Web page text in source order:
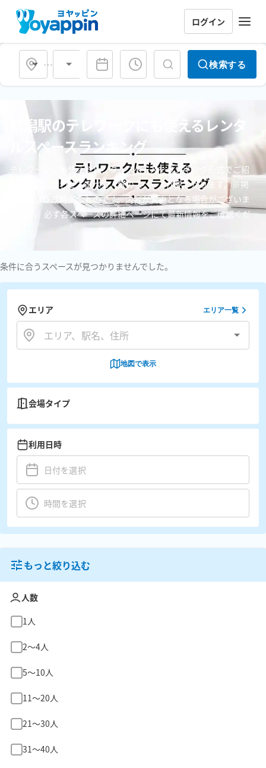
ログイン
会場タイプ 検索する
新潟駅のテレワークにも使えるレンタ
ルスペースランキング
テレワークにも使えるレンタルスペースをランキング形式でご紹
介。目的に合わせて選べる人気のスペースが見つかります。※掲
載情報は作成時点のものです。内容が変更となる場合がございま
すので、 必ず各スペースの詳細ページにて最新情報をご確認くだ
条件に合うスペースが見つかりませんでした。
エリア エリア一覧
地図で表示
会場タイプ
利用日時
もっと絞り込む
人数
1人
2〜4人
5〜10人
11〜20人
21〜30人
31〜40人